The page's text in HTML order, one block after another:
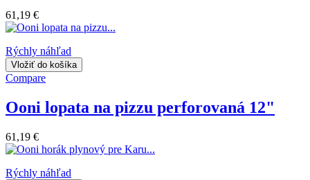
61,19 €
Rýchly náhľad
Vložiť do košíka
Compare
Ooni lopata na pizzu perforovaná 12"
61,19 €
Rýchly náhľad